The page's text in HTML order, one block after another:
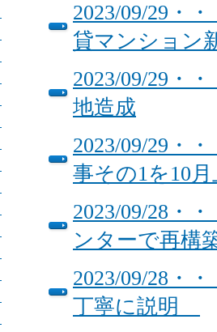
2023/09/29・
貸マンション
2023/09/29・
地造成
2023/09/29・
事その1を10
2023/09/28・
ンターで再
2023/09/28・
丁寧に説明